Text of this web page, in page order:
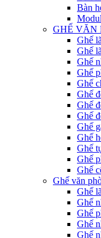
Bàn
GHẾ VĂN
Ghế
Ghế
Ghế
Ghế
Ghế
Ghế
Ghế
Ghế
Ghế
Ghế
Ghế
Ghế
Ghế
Ghế văn
Ghế
Ghế
Ghế
Ghế
Ghế